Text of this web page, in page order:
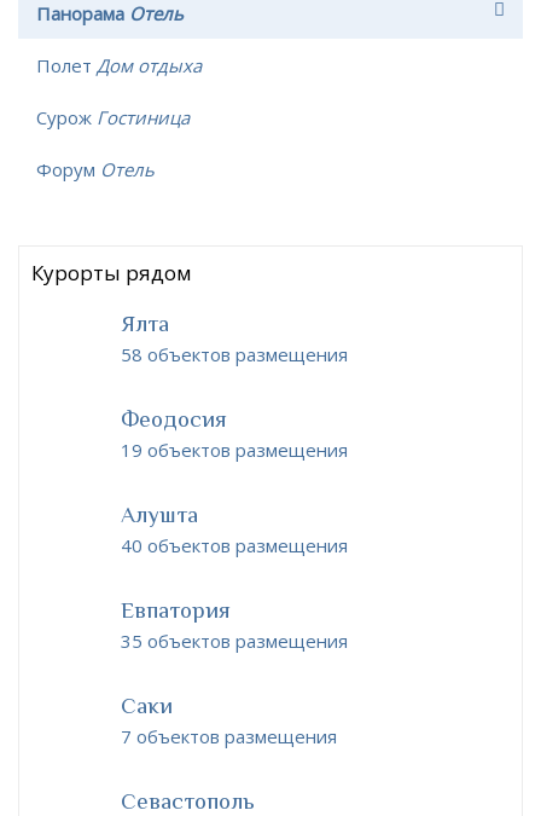
Панорама Отель
Полет Дом отдыха
Сурож Гостиница
Форум Отель
Курорты рядом
Ялта
58 объектов размещения
Феодосия
19 объектов размещения
Алушта
40 объектов размещения
Евпатория
35 объектов размещения
Саки
7 объектов размещения
Севастополь